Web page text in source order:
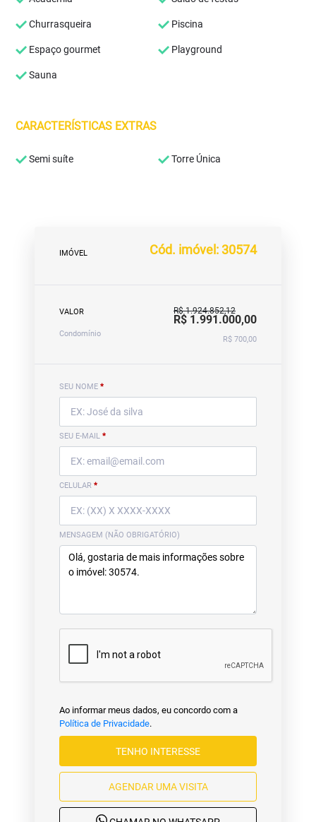
Churrasqueira Piscina
Espaço gourmet Playground
Sauna
CARACTERÍSTICAS EXTRAS
Semi suíte Torre Única
IMÓVEL Cód. imóvel: 30574
VALOR R$ 1.924.852,12
R$ 1.991.000,00
Condomínio
R$ 700,00
SEU NOME *
SEU E-MAIL *
CELULAR *
MENSAGEM (NÃO OBRIGATÓRIO)
Ao informar meus dados, eu concordo com a
Política de Privacidade.
TENHO INTERESSE
AGENDAR UMA VISITA